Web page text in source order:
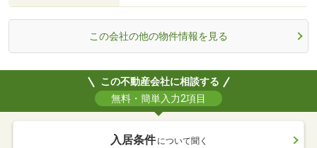
この会社の他の物件情報を見る
この不動産会社に相談する
無料・簡単入力2項目
入居条件 について聞く